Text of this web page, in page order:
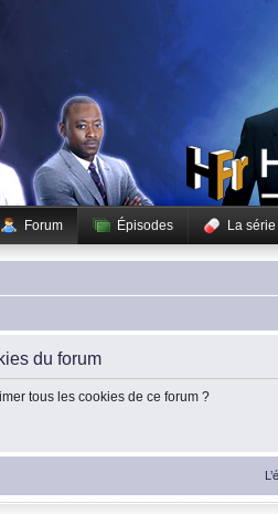
Forum Épisodes La série
du forum
tous les cookies de ce forum ?